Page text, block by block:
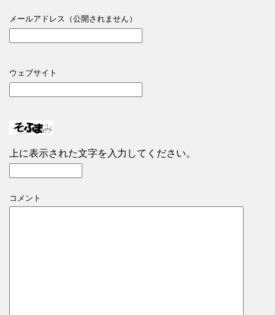
メールアドレス（公開されません）
ウェブサイト
上に表示された文字を入力してください。
コメント